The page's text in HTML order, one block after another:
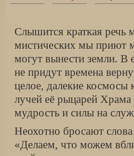
Слышится краткая
мистических мы приют
могут вынести земли. В
не придут времена
целое, далекие космосы
лучей её рыцарей
мудрость и силы на
Неохотно бросают
«Делаем, что можем